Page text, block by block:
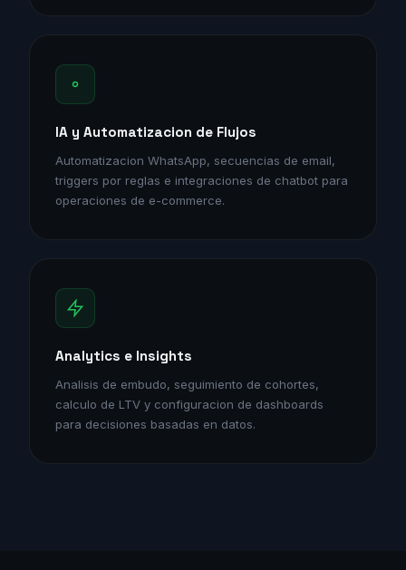
IA y Automatizacion de Flujos
Automatizacion WhatsApp, secuencias de email,
triggers por reglas e integraciones de chatbot para
operaciones de e-commerce.
Analytics e Insights
Analisis de embudo, seguimiento de cohortes,
calculo de LTV y configuracion de dashboards
para decisiones basadas en datos.